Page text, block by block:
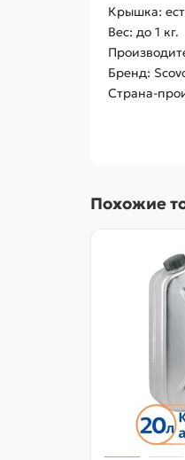
Крышка:
Вес: до 1 кг.
Бренд:
Страна-
Похожие